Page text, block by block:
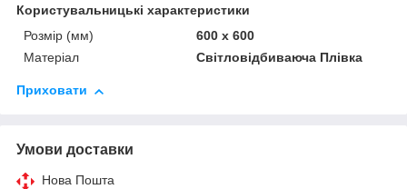
Користувальницькі характеристики
Розмір (мм)
600 х 600
Матеріал
Світловідбиваюча Плівка
Приховати
Умови доставки
Нова Пошта